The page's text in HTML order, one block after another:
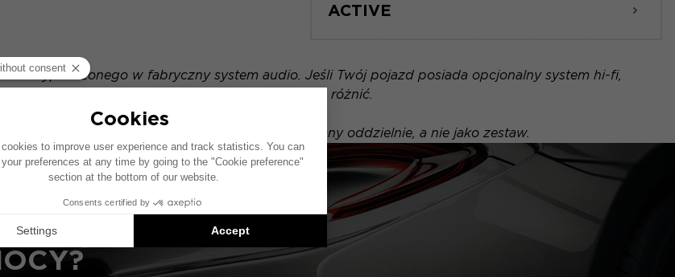
ACTIVE
wyposażonego w fabryczny system audio. Jeśli Twój pojazd posiada opcjonalny system hi-fi,
przedstawionych na schemacie może się różnić.
produktów: każdy element jest sprzedawany oddzielnie, a nie jako zestaw.